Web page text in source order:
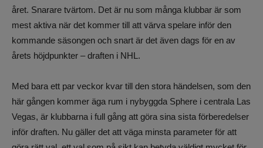
året. Snarare tvärtom. Det är nu som många klubbar är som
mest aktiva när det kommer till att värva spelare inför den
kommande säsongen och snart är det även dags för en av
årets höjdpunkter – draften i NHL.
Med bara ett par veckor kvar till den stora händelsen, som den
här gången kommer äga rum i nybyggda Sphere i centrala Las
Vegas, är klubbarna i full gång att göra sina sista förberedelser
inför draften. Nu gäller det att väga minsta parameter för att